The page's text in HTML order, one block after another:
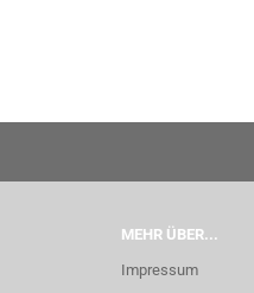
MEHR ÜBER...
Impressum